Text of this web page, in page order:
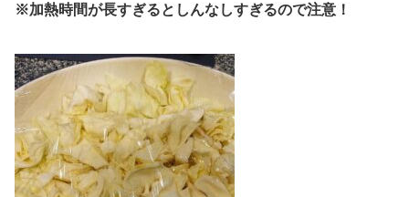
※加熱時間が長すぎるとしんなしすぎるので注意！